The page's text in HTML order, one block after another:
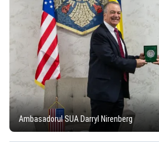
Ambasadorul SUA Darryl Nirenberg